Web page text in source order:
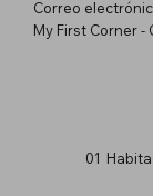
Correo
My First Corner -
01